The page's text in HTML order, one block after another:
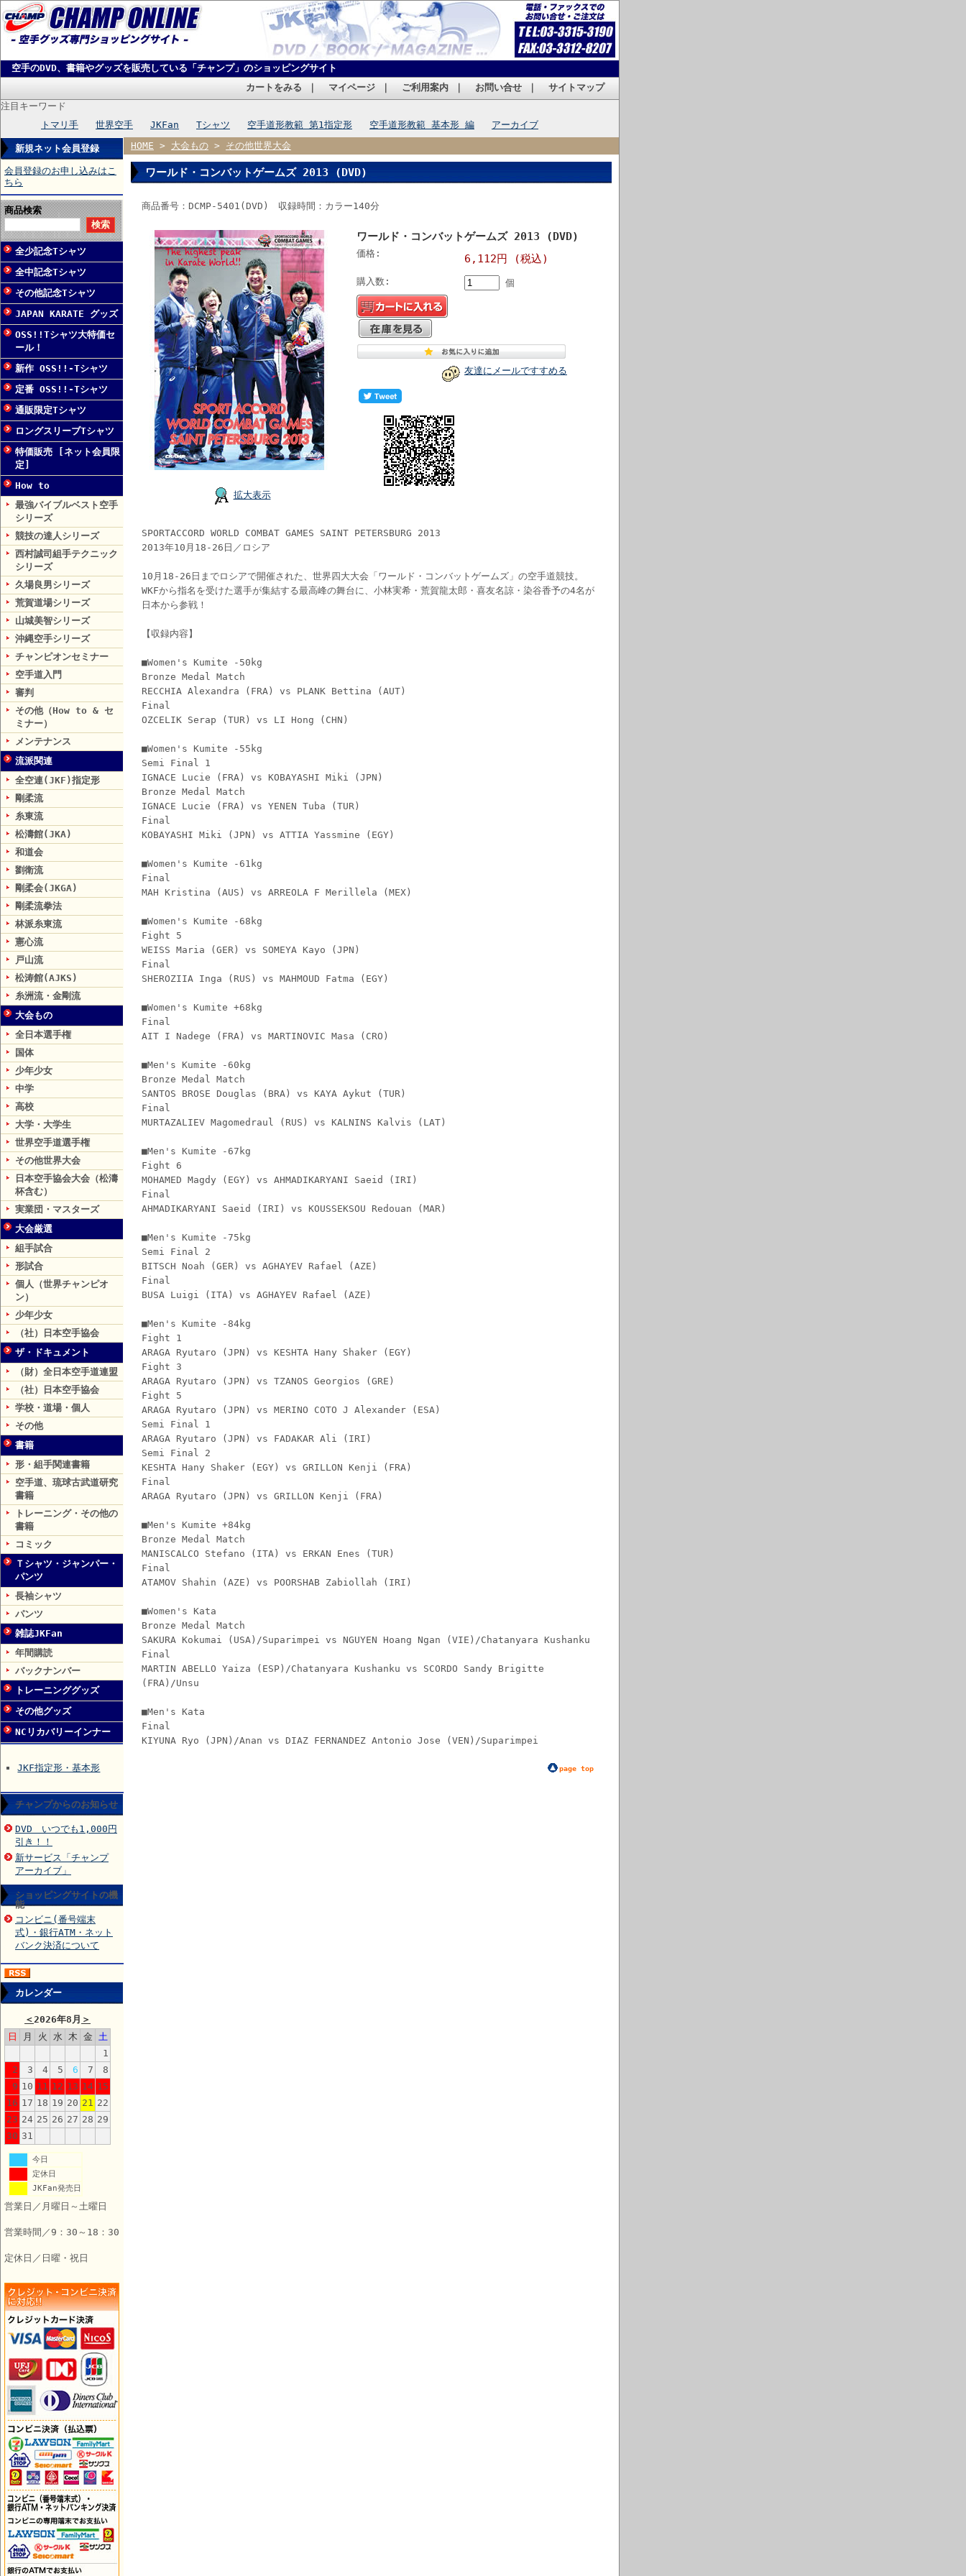
空手のDVD、書籍やグッズを販売している「チャンプ」のショッピングサイト
カートをみる
マイページ ご利用案内 お問い合せ
サイトマップ
注目キーワード
トマリ手
世界空手 JKFan Tシャツ 空手道形教範 第1指定形 空手道形教範 基本形 編 アーカイブ
新規ネット会員登録
会員登録のお申し込みはこ
ちら
商品検索
全少記念Tシャツ
全中記念Tシャツ
その他記念Tシャツ
JAPAN KARATE グッズ
OSS!!Tシャツ大特価セ
ール！
新作 OSS!!-Tシャツ
定番 OSS!!-Tシャツ
通販限定Tシャツ
ロングスリーブTシャツ
特価販売 [ネット会員限
定]
How to
最強バイブルベスト空手
シリーズ
競技の達人シリーズ
西村誠司組手テクニック
シリーズ
久場良男シリーズ
荒賀道場シリーズ
山城美智シリーズ
沖縄空手シリーズ
チャンピオンセミナー
空手道入門
審判
その他（How to & セ
ミナー）
メンテナンス
流派関連
全空連(JKF)指定形
剛柔流
糸東流
松濤館(JKA)
和道会
劉衛流
剛柔会(JKGA)
剛柔流拳法
林派糸東流
憲心流
戸山流
松涛館(AJKS)
糸洲流・金剛流
大会もの
全日本選手権
国体
少年少女
中学
高校
大学・大学生
世界空手道選手権
その他世界大会
日本空手協会大会（松濤
杯含む）
実業団・マスターズ
大会厳選
組手試合
形試合
個人（世界チャンピオ
ン）
少年少女
（社）日本空手協会
ザ・ドキュメント
（財）全日本空手道連盟
（社）日本空手協会
学校・道場・個人
その他
書籍
形・組手関連書籍
空手道、琉球古武道研究
書籍
トレーニング・その他の
書籍
コミック
Ｔシャツ・ジャンパー・
パンツ
長袖シャツ
パンツ
雑誌JKFan
年間購読
バックナンバー
トレーニンググッズ
その他グッズ
NCリカバリーインナー
JKF指定形・基本形
チャンプからのお知らせ
DVD いつでも1,000円
引き！！
新サービス「チャンプ
アーカイブ」
ショッピングサイトの機
能
コンビニ(番号端末
式)・銀行ATM・ネット
バンク決済について
カレンダー
＜ 2026年8月 ＞
日
月 火 水 木 金
土
1
2
3 4 5 6 7
8
9 10 11 12 13 14 15
16 17 18 19 20 21 22
23 24 25 26 27 28 29
30 31
今日
定休日
JKFan発売日
営業日／月曜日～土曜日
営業時間／9：30～18：30
定休日／日曜・祝日
HOME > 大会もの > その他世界大会
ワールド・コンバットゲームズ 2013 (DVD)
商品番号：DCMP-5401(DVD) 収録時間：カラー140分
拡大表示
ワールド・コンバットゲームズ 2013 (DVD)
価格: 6,112円 (税込)
購入数: 個
友達にメールですすめる
SPORTACCORD WORLD COMBAT GAMES SAINT PETERSBURG 2013
2013年10月18-26日／ロシア
10月18-26日までロシアで開催された、世界四大大会「ワールド・コンバットゲームズ」の空手道競技。
WKFから指名を受けた選手が集結する最高峰の舞台に、小林実希・荒賀龍太郎・喜友名諒・染谷香予の4名が
日本から参戦！
【収録内容】
■Women's Kumite -50kg
Bronze Medal Match
RECCHIA Alexandra (FRA) vs PLANK Bettina (AUT)
Final
OZCELIK Serap (TUR) vs LI Hong (CHN)
■Women's Kumite -55kg
Semi Final 1
IGNACE Lucie (FRA) vs KOBAYASHI Miki (JPN)
Bronze Medal Match
IGNACE Lucie (FRA) vs YENEN Tuba (TUR)
Final
KOBAYASHI Miki (JPN) vs ATTIA Yassmine (EGY)
■Women's Kumite -61kg
Final
MAH Kristina (AUS) vs ARREOLA F Merillela (MEX)
■Women's Kumite -68kg
Fight 5
WEISS Maria (GER) vs SOMEYA Kayo (JPN)
Final
SHEROZIIA Inga (RUS) vs MAHMOUD Fatma (EGY)
■Women's Kumite +68kg
Final
AIT I Nadege (FRA) vs MARTINOVIC Masa (CRO)
■Men's Kumite -60kg
Bronze Medal Match
SANTOS BROSE Douglas (BRA) vs KAYA Aykut (TUR)
Final
MURTAZALIEV Magomedraul (RUS) vs KALNINS Kalvis (LAT)
■Men's Kumite -67kg
Fight 6
MOHAMED Magdy (EGY) vs AHMADIKARYANI Saeid (IRI)
Final
AHMADIKARYANI Saeid (IRI) vs KOUSSEKSOU Redouan (MAR)
■Men's Kumite -75kg
Semi Final 2
BITSCH Noah (GER) vs AGHAYEV Rafael (AZE)
Final
BUSA Luigi (ITA) vs AGHAYEV Rafael (AZE)
■Men's Kumite -84kg
Fight 1
ARAGA Ryutaro (JPN) vs KESHTA Hany Shaker (EGY)
Fight 3
ARAGA Ryutaro (JPN) vs TZANOS Georgios (GRE)
Fight 5
ARAGA Ryutaro (JPN) vs MERINO COTO J Alexander (ESA)
Semi Final 1
ARAGA Ryutaro (JPN) vs FADAKAR Ali (IRI)
Semi Final 2
KESHTA Hany Shaker (EGY) vs GRILLON Kenji (FRA)
Final
ARAGA Ryutaro (JPN) vs GRILLON Kenji (FRA)
■Men's Kumite +84kg
Bronze Medal Match
MANISCALCO Stefano (ITA) vs ERKAN Enes (TUR)
Final
ATAMOV Shahin (AZE) vs POORSHAB Zabiollah (IRI)
■Women's Kata
Bronze Medal Match
SAKURA Kokumai (USA)/Suparimpei vs NGUYEN Hoang Ngan (VIE)/Chatanyara Kushanku
Final
MARTIN ABELLO Yaiza (ESP)/Chatanyara Kushanku vs SCORDO Sandy Brigitte
(FRA)/Unsu
■Men's Kata
Final
KIYUNA Ryo (JPN)/Anan vs DIAZ FERNANDEZ Antonio Jose (VEN)/Suparimpei
page top